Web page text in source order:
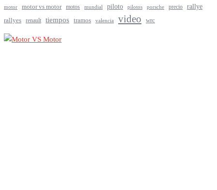
motor motor vs motor motos mundial piloto pilotos porsche precio rallye
rallyes renault tiempos tramos valencia video wrc